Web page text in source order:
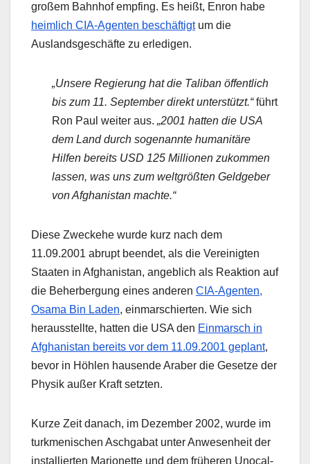
großem Bahnhof empfing. Es heißt, Enron habe
heimlich CIA-Agenten beschäftigtum die
Auslandsgeschäfte zu erledigen.
„Unsere Regierung hat die Taliban öffentlich
bis zum 11. September direkt unterstützt.“führt
Ron Paul weiter aus. „2001 hatten die USA
dem Land durch sogenannte humanitäre
Hilfen bereits USD 125 Millionen zukommen
lassen, was uns zum weltgrößten Geldgeber
von Afghanistan machte.“
Diese Zweckehe wurde kurz nach dem
11.09.2001 abrupt beendet, als die Vereinigten
Staaten in Afghanistan, angeblich als Reaktion auf
die Beherbergung eines anderen CIA-Agenten,
Osama Bin Laden, einmarschierten. Wie sich
herausstellte, hatten die USA den Einmarsch in
Afghanistan bereits vor dem 11.09.2001 geplant,
bevor in Höhlen hausende Araber die Gesetze der
Physik außer Kraft setzten.
Kurze Zeit danach, im Dezember 2002, wurde im
turkmenischen Aschgabat unter Anwesenheit der
installierten Marionette und dem früheren Unocal-